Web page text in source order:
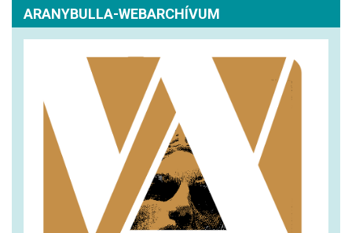
ARANYBULLA-WEBARCHÍVUM